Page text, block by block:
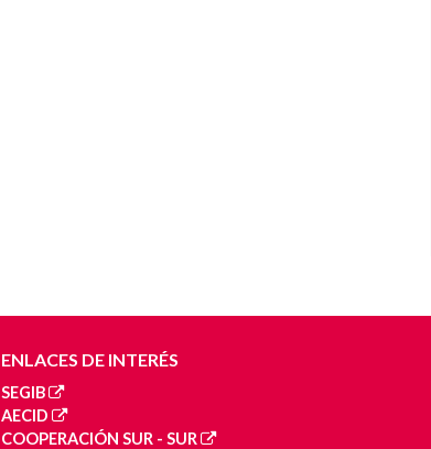
ENLACES DE INTERÉS
SEGIB
AECID
COOPERACIÓN SUR - SUR